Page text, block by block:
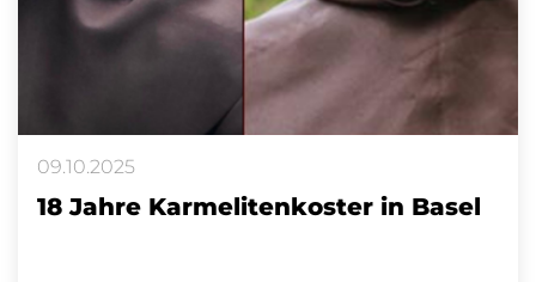
09.10.2025
18 Jahre Karmelitenkoster in Basel